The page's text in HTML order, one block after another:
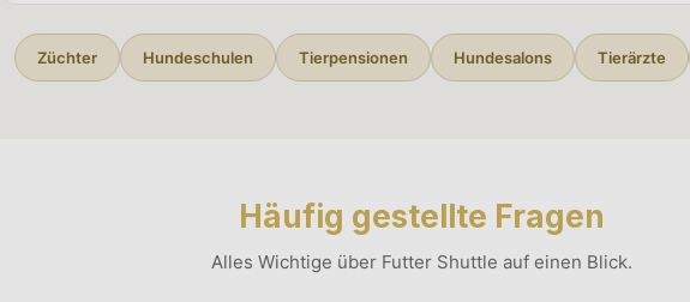
Züchter Hundeschulen Tierpensionen Hundesalons Tierärzte
Häufig gestellte Fragen
Alles Wichtige über Futter Shuttle auf einen Blick.